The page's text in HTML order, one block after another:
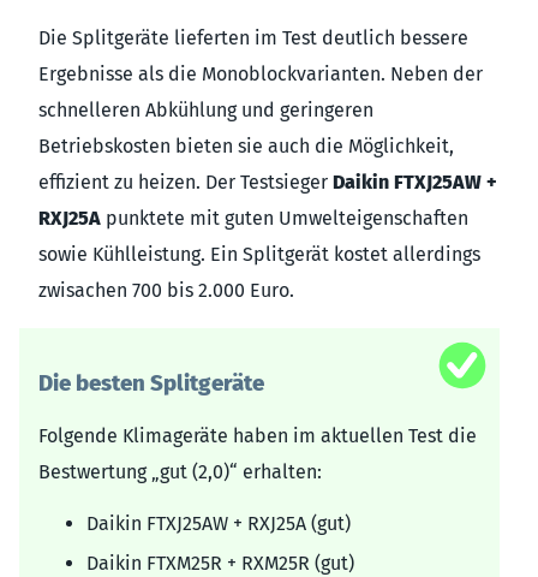
Die Splitgeräte lieferten im Test deutlich bessere
Ergebnisse als die Monoblockvarianten. Neben der
schnelleren Abkühlung und geringeren
Betriebskosten bieten sie auch die Möglichkeit,
effizient zu heizen. Der Testsieger Daikin FTXJ25AW +
RXJ25A punktete mit guten Umwelteigenschaften
sowie Kühlleistung. Ein Splitgerät kostet allerdings
zwisachen 700 bis 2.000 Euro.
Die besten Splitgeräte
Folgende Klimageräte haben im aktuellen Test die
Bestwertung „gut (2,0)“ erhalten:
Daikin FTXJ25AW + RXJ25A (gut)
Daikin FTXM25R + RXM25R (gut)